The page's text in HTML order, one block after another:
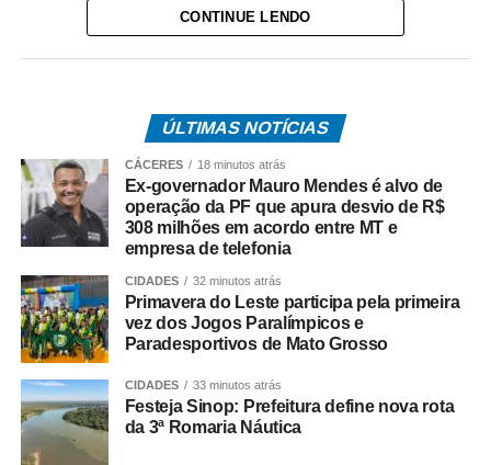
Do total de contemplados em maio:
pagamento feito pela Caixa Econômica Federal,
somando R$ 4,8 bilhões;
• 499.509 são servidores públicos, inscritos no Programa
de Formação do Patrimônio do Servidor Público (Pasep),
pagos pelo Banco do Brasil, com total de cerca de R$
600 milhões.
Quem tem direito ao Abono
Salarial
Tem direito ao benefício o trabalhador que:
CONTINUE LENDO
ÚLTIMAS NOTÍCIAS
CÁCERES 18 minutos atrás
Ex-governador Mauro Mendes é alvo de
operação da PF que apura desvio de R$
308 milhões em acordo entre MT e
empresa de telefonia
CIDADES 32 minutos atrás
Primavera do Leste participa pela primeira
vez dos Jogos Paralímpicos e
Paradesportivos de Mato Grosso
CIDADES 33 minutos atrás
Festeja Sinop: Prefeitura define nova rota
da 3ª Romaria Náutica